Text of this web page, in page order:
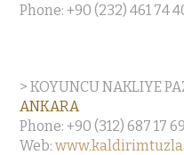
Phone: +90 (232) 461 74
> KOYUNCU NAKLIYE
ANKARA
Phone: +90 (312) 687 17 69
Web: